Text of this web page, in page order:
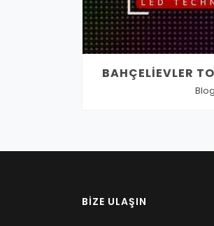
BAHÇELIEVLER
Blog
BIZE ULAŞIN